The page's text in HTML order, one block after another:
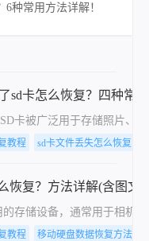
种常用方法详解！
sd卡怎么恢复？四种常
卡被广泛用于存储照片、
教程 sd卡文件丢失怎么恢复，
恢复？方法详解(含图文
的存储设备，通常用于相机
教程 移动硬盘数据恢复方法详